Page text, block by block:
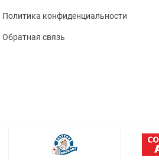
Политика конфиденциальности
Обратная связь